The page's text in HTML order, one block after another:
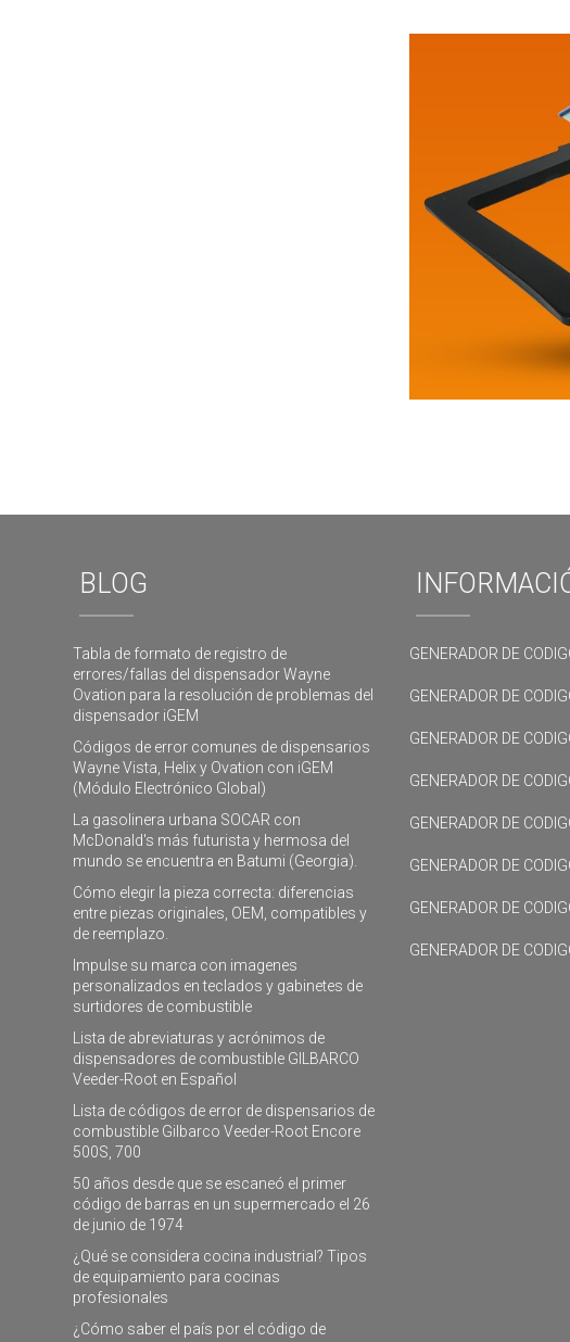
BLOG
Tabla de formato de registro de
errores/fallas del dispensador Wayne
Ovation para la resolución de problemas del
dispensador iGEM
Códigos de error comunes de dispensarios
Wayne Vista, Helix y Ovation con iGEM
(Módulo Electrónico Global)
La gasolinera urbana SOCAR con
McDonald's más futurista y hermosa del
mundo se encuentra en Batumi (Georgia).
Cómo elegir la pieza correcta: diferencias
entre piezas originales, OEM, compatibles y
de reemplazo.
Impulse su marca con imagenes
personalizados en teclados y gabinetes de
surtidores de combustible
Lista de abreviaturas y acrónimos de
dispensadores de combustible GILBARCO
Veeder-Root en Español
Lista de códigos de error de dispensarios de
combustible Gilbarco Veeder-Root Encore
500S, 700
50 años desde que se escaneó el primer
código de barras en un supermercado el 26
de junio de 1974
¿Qué se considera cocina industrial? Tipos
de equipamiento para cocinas
profesionales
¿Cómo saber el país por el código de
GENERADOR DE
GENERADOR DE
GENERADOR DE
GENERADOR DE
GENERADOR DE
GENERADOR DE
GENERADOR DE
GENERADOR DE